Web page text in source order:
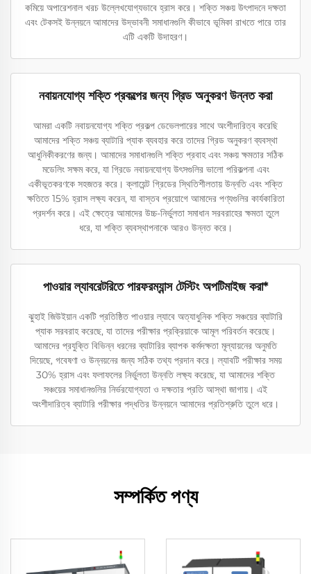
কমিয়ে অপারেশনাল খরচ উল্লেখযোগ্যভাবে হ্রাস করে। শক্তি সঞ্চয় উৎপাদনে দক্ষতা
এবং টেকসই উন্নয়নে আমাদের উদ্ভাবনী সমাধানগুলি কীভাবে ভূমিকা রাখতে পারে তার
এটি একটি উদাহরণ।
নবায়নযোগ্য শক্তি প্রকল্পের জন্য গ্রিড অনুকরণ উন্নত করা
আমরা একটি নবায়নযোগ্য শক্তি প্রকল্প ডেভেলপারের সাথে অংশীদারিত্ব করেছি
আমাদের শক্তি সঞ্চয় ব্যাটারি প্যাক ব্যবহার করে তাদের গ্রিড অনুকরণ ব্যবস্থা
আধুনিকীকরণের জন্য। আমাদের সমাধানগুলি শক্তি প্রবাহ এবং সঞ্চয় ক্ষমতার সঠিক
মডেলিং সক্ষম করে, যা গ্রিডে নবায়নযোগ্য উৎসগুলির ভালো পরিকল্পনা এবং
একীভূতকরণকে সহজতর করে। ক্লায়েন্ট গ্রিডের স্থিতিশীলতায় উন্নতি এবং শক্তি
ক্ষতিতে 15% হ্রাস লক্ষ্য করেন, যা বাস্তব প্রয়োগে আমাদের পণ্যগুলির কার্যকারিতা
প্রদর্শন করে। এই ক্ষেত্রে আমাদের উচ্চ-নির্ভুলতা সমাধান সরবরাহের ক্ষমতা তুলে
ধরে, যা শক্তি ব্যবস্থাপনাকে আরও উন্নত করে।
পাওয়ার ল্যাবরেটরিতে পারফরম্যান্স টেস্টিং অপটিমাইজ করা*
ঝুহাই জিউইয়ান একটি প্রতিষ্ঠিত পাওয়ার ল্যাবে অত্যাধুনিক শক্তি সঞ্চয়ের ব্যাটারি
প্যাক সরবরাহ করেছে, যা তাদের পরীক্ষার প্রক্রিয়াকে আমূল পরিবর্তন করেছে।
আমাদের প্রযুক্তি বিভিন্ন ধরনের ব্যাটারির ব্যাপক কর্মদক্ষতা মূল্যায়নের অনুমতি
দিয়েছে, গবেষণা ও উন্নয়নের জন্য সঠিক তথ্য প্রদান করে। ল্যাবটি পরীক্ষার সময়
30% হ্রাস এবং ফলাফলের নির্ভুলতা উন্নতি লক্ষ্য করেছে, যা আমাদের শক্তি
সঞ্চয়ের সমাধানগুলির নির্ভরযোগ্যতা ও দক্ষতার প্রতি আস্থা জাগায়। এই
অংশীদারিত্ব ব্যাটারি পরীক্ষার পদ্ধতির উন্নয়নে আমাদের প্রতিশ্রুতি তুলে ধরে।
সম্পর্কিত পণ্য